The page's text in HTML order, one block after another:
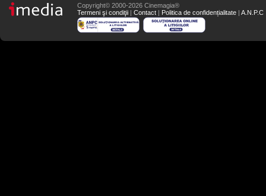
Copyright© 2000-2026 Cinemagia®
Termeni şi condiţii | Contact | Politica de confidențialitate | A.N.P.C